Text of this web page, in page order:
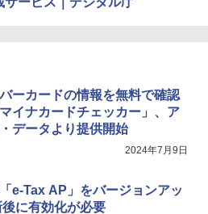
ーカードの情報を無料で確認
イナカードチェッカー」、ア
データより提供開始
2024年7月9日
e-Tax AP」をバージョンアッ
に有効化が必要